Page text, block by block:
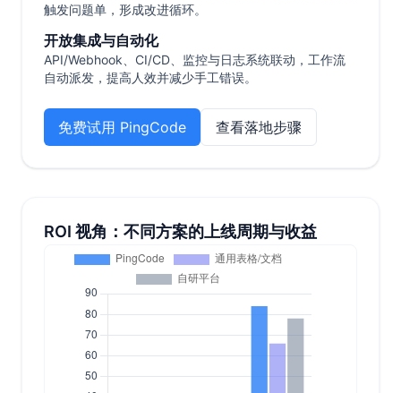
触发问题单，形成改进循环。
开放集成与自动化
API/Webhook、CI/CD、监控与日志系统联动，工作流
自动派发，提高人效并减少手工错误。
免费试用 PingCode 查看落地步骤
ROI 视角：不同方案的上线周期与收益